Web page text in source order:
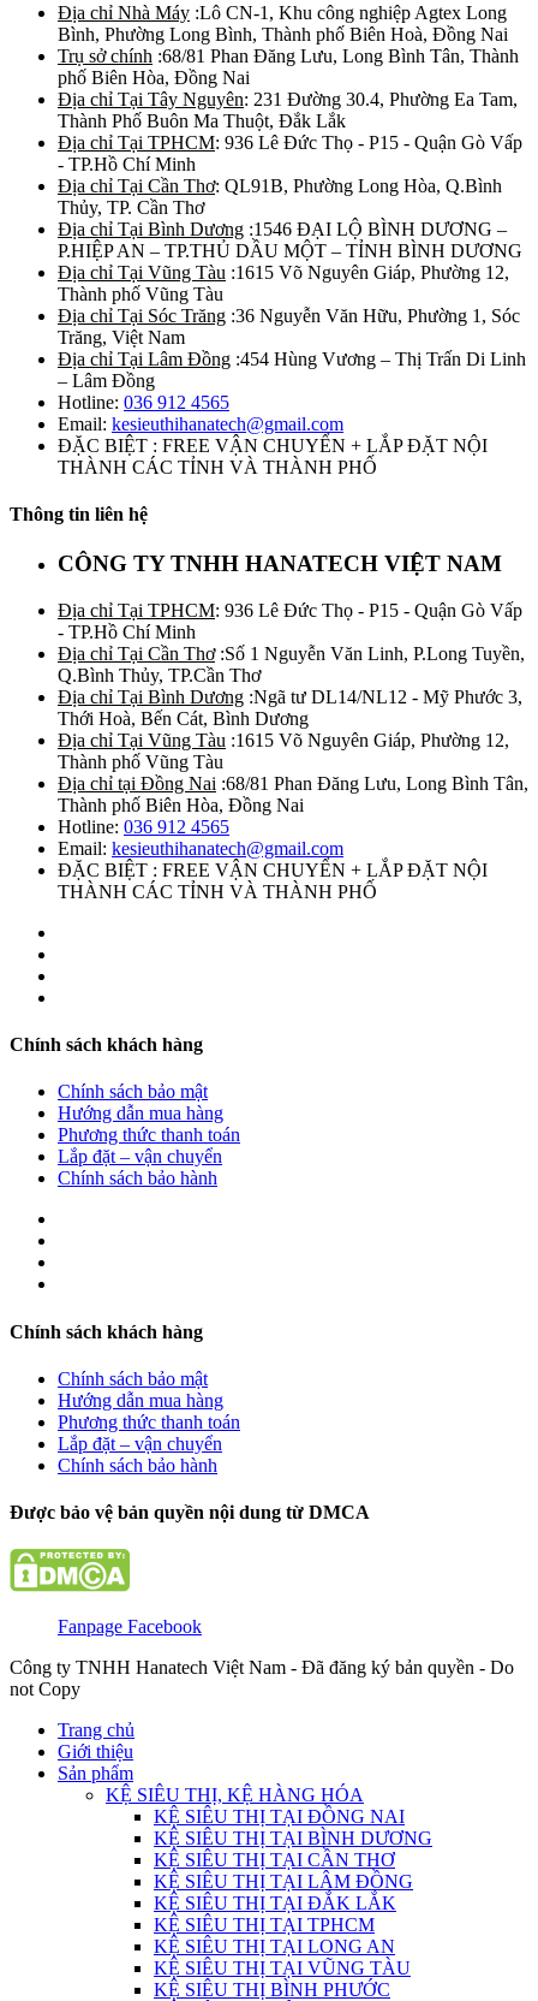
Địa chỉ Nhà Máy :Lô CN-1, Khu công nghiệp Agtex Long
Bình, Phường Long Bình, Thành phố Biên Hoà, Đồng Nai
Trụ sở chính :68/81 Phan Đăng Lưu, Long Bình Tân, Thành
phố Biên Hòa, Đồng Nai
Địa chỉ Tại Tây Nguyên: 231 Đường 30.4, Phường Ea Tam,
Thành Phố Buôn Ma Thuột, Đắk Lắk
Địa chỉ Tại TPHCM: 936 Lê Đức Thọ - P15 - Quận Gò Vấp
- TP.Hồ Chí Minh
Địa chỉ Tại Cần Thơ: QL91B, Phường Long Hòa, Q.Bình
Thủy, TP. Cần Thơ
Địa chỉ Tại Bình Dương :1546 ĐẠI LỘ BÌNH DƯƠNG –
P.HIỆP AN – TP.THỦ DẦU MỘT – TỈNH BÌNH DƯƠNG
Địa chỉ Tại Vũng Tàu :1615 Võ Nguyên Giáp, Phường 12,
Thành phố Vũng Tàu
Địa chỉ Tại Sóc Trăng :36 Nguyễn Văn Hữu, Phường 1, Sóc
Trăng, Việt Nam
Địa chỉ Tại Lâm Đồng :454 Hùng Vương – Thị Trấn Di Linh
– Lâm Đồng
Hotline: 036 912 4565
Email: kesieuthihanatech@gmail.com
ĐẶC BIỆT : FREE VẬN CHUYỂN + LẮP ĐẶT NỘI
THÀNH CÁC TỈNH VÀ THÀNH PHỐ
Thông tin liên hệ
CÔNG TY TNHH HANATECH VIỆT NAM
Địa chỉ Tại TPHCM: 936 Lê Đức Thọ - P15 - Quận Gò Vấp
- TP.Hồ Chí Minh
Địa chỉ Tại Cần Thơ:Số 1 Nguyễn Văn Linh, P.Long Tuyền,
Q.Bình Thủy, TP.Cần Thơ
Địa chỉ Tại Bình Dương :Ngã tư DL14/NL12 - Mỹ Phước 3,
Thới Hoà, Bến Cát, Bình Dương
Địa chỉ Tại Vũng Tàu :1615 Võ Nguyên Giáp, Phường 12,
Thành phố Vũng Tàu
Địa chỉ tại Đồng Nai :68/81 Phan Đăng Lưu, Long Bình Tân,
Thành phố Biên Hòa, Đồng Nai
Hotline: 036 912 4565
Email: kesieuthihanatech@gmail.com
ĐẶC BIỆT : FREE VẬN CHUYỂN + LẮP ĐẶT NỘI
THÀNH CÁC TỈNH VÀ THÀNH PHỐ
Chính sách khách hàng
Chính sách bảo mật
Hướng dẫn mua hàng
Phương thức thanh toán
Lắp đặt – vận chuyển
Chính sách bảo hành
Chính sách khách hàng
Chính sách bảo mật
Hướng dẫn mua hàng
Phương thức thanh toán
Lắp đặt – vận chuyển
Chính sách bảo hành
Được bảo vệ bản quyền nội dung từ DMCA
Fanpage Facebook
Công ty TNHH Hanatech Việt Nam - Đã đăng ký bản quyền - Do
not Copy
Trang chủ
Giới thiệu
Sản phẩm
KỆ SIÊU THỊ, KỆ HÀNG HÓA
KỆ SIÊU THỊ TẠI ĐỒNG NAI
KỆ SIÊU THỊ TẠI BÌNH DƯƠNG
KỆ SIÊU THỊ TẠI CẦN THƠ
KỆ SIÊU THỊ TẠI LÂM ĐỒNG
KỆ SIÊU THỊ TẠI ĐẮK LẮK
KỆ SIÊU THỊ TẠI TPHCM
KỆ SIÊU THỊ TẠI LONG AN
KỆ SIÊU THỊ TẠI VŨNG TÀU
KỆ SIÊU THỊ BÌNH PHƯỚC